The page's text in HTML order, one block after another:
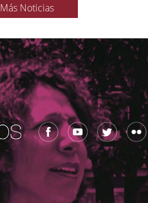
Más Noticias